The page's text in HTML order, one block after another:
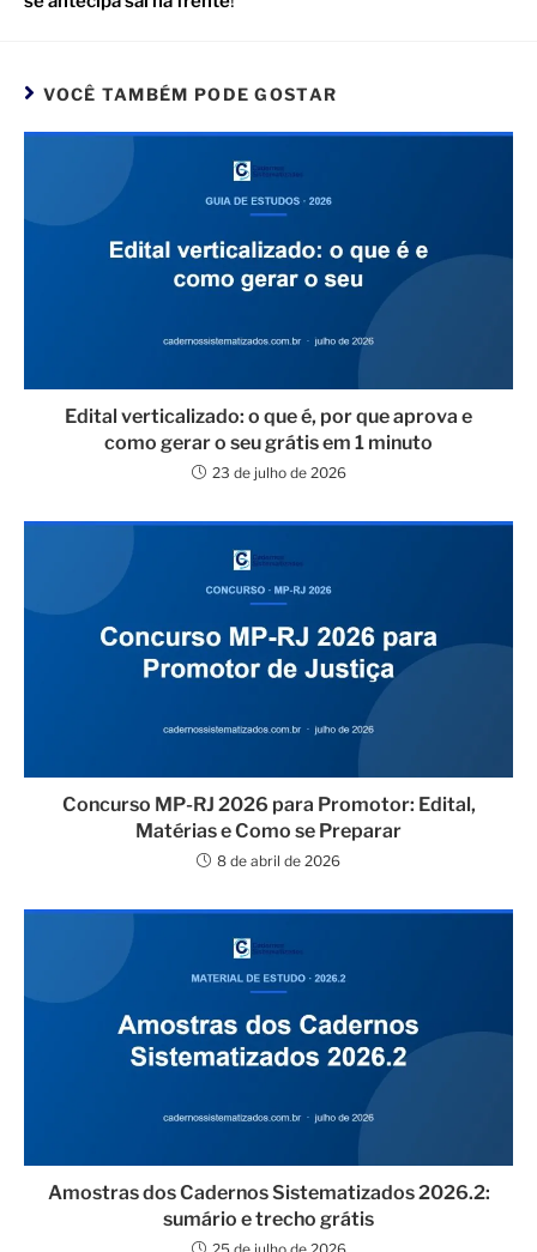
VOCÊ TAMBÉM PODE GOSTAR
Edital verticalizado: o que é, por que aprova e
como gerar o seu grátis em 1 minuto
23 de julho de 2026
Concurso MP-RJ 2026 para Promotor: Edital,
Matérias e Como se Preparar
8 de abril de 2026
Amostras dos Cadernos Sistematizados 2026.2:
sumário e trecho grátis